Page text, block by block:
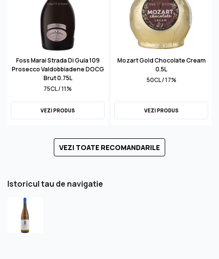
Foss Marai Strada Di Guia 109
Prosecco Valdobbiadene DOCG
Brut 0.75L
75CL / 11%
VEZI PRODUS
Mozart Gold Chocolate Cream
0.5L
50CL / 17%
VEZI PRODUS
VEZI TOATE RECOMANDARILE
Istoricul tau de navigatie